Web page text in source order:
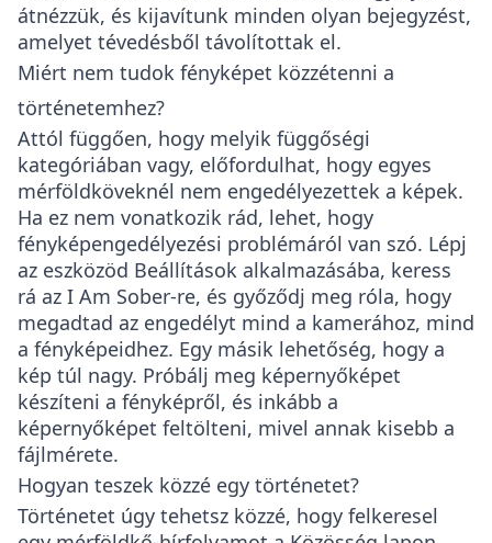
átnézzük, és kijavítunk minden olyan bejegyzést,
amelyet tévedésből távolítottak el.
Miért nem tudok fényképet közzétenni a
történetemhez?
Attól függően, hogy melyik függőségi
kategóriában vagy, előfordulhat, hogy egyes
mérföldköveknél nem engedélyezettek a képek.
Ha ez nem vonatkozik rád, lehet, hogy
fényképengedélyezési problémáról van szó. Lépj
az eszközöd Beállítások alkalmazásába, keress
rá az I Am Sober-re, és győződj meg róla, hogy
megadtad az engedélyt mind a kamerához, mind
a fényképeidhez. Egy másik lehetőség, hogy a
kép túl nagy. Próbálj meg képernyőképet
készíteni a fényképről, és inkább a
képernyőképet feltölteni, mivel annak kisebb a
fájlmérete.
Hogyan teszek közzé egy történetet?
Történetet úgy tehetsz közzé, hogy felkeresel